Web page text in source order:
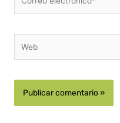
electrónico*